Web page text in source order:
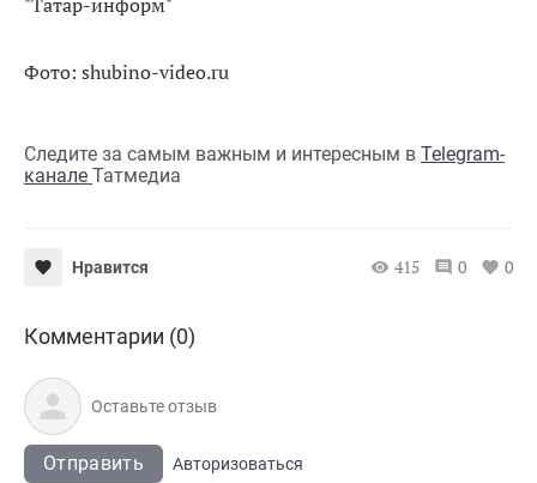
Фото: shubino-video.ru
Следите за самым важным и интересным в Telegram-
канале Татмедиа
Нравится 415 0 0
Комментарии (0)
Отправить
Авторизоваться